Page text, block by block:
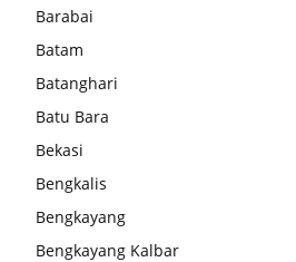
Barabai
Batam
Batanghari
Batu Bara
Bekasi
Bengkalis
Bengkayang
Bengkayang Kalbar